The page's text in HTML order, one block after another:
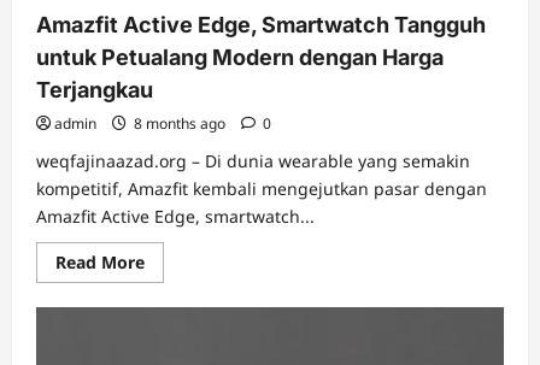
Amazfit Active Edge, Smartwatch Tangguh
untuk Petualang Modern dengan Harga
Terjangkau
admin 8 months ago 0
weqfajinaazad.org – Di dunia wearable yang semakin
kompetitif, Amazfit kembali mengejutkan pasar dengan
Amazfit Active Edge, smartwatch...
Read MoreRead
more
Amazfit